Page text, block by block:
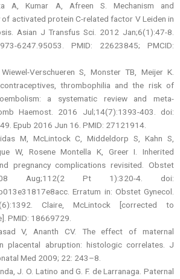
A, Kumar A, Afreen S. Mechanism and
activated protein C-related factor V Leiden in
Asian J Transfus Sci. 2012 Jan;6(1):47-8.
6247.95053. PMID: 22623845; PMCID:
Verschueren S, Monster TB, Meijer K.
thrombophilia and the risk of
a systematic review and meta-
Haemost. 2016 Jul;14(7):1393-403. doi:
Epub 2016 Jun 16. PMID: 27121914.
M, McLintock C, Middeldorp S, Kahn S,
W, Rosene Montella K, Greer I. Inherited
pregnancy complications revisited. Obstet
Aug;112(2 Pt 1):320-4. doi:
Erratum in: Obstet Gynecol.
Claire, McLintock [corrected to
PMID: 18669729.
V, Ananth CV. The effect of maternal
placental abruption: histologic correlates. J
Med 2009; 22: 243–8.
J. O. Latino and G. F. de Larranaga. Paternal